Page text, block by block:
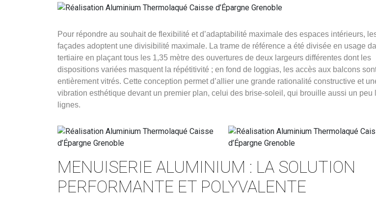
Pour répondre au souhait de flexibilité et d’adaptabilité maximale des espaces intérieurs,
façades adoptent une divisibilité maximale. La trame de référence a été divisée en usage
tertiaire en plaçant tous les 1,35 mètre des ouvertures de deux largeurs différentes dont les
dispositions variées masquent la répétitivité ; en fond de loggias, les accès aux balcons
entièrement vitrés. Cette conception permet d’allier une grande rationalité constructive et
vibration esthétique devant un premier plan, celui des brise-soleil, qui brouille aussi un peu
lignes.
MENUISERIE ALUMINIUM : LA SOLUTION
PERFORMANTE ET POLYVALENTE